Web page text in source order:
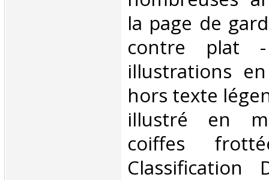
la page de
contre plat -
illustrations
hors texte
illustré en
coiffes
Classification